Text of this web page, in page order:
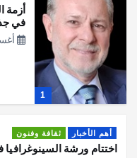
1
أزمة
في
أهم الأخبار ثقافة وفنون
اختتام ورشة السينوغرافيا